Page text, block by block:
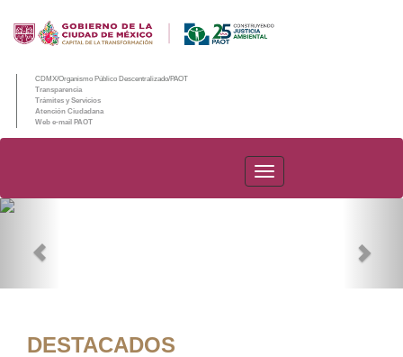
CDMX/Organismo Público Descentralizado/PAOT
Transparencia
Trámites y Servicios
Atención Ciudadana
Web e-mail PAOT
PAOT
DESTACADOS